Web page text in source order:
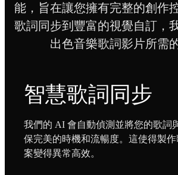
能，旨在讓您擁有完整的創作
歌詞同步到豐富的視覺自訂，
出色音樂歌詞影片所需
智慧歌詞同步
我們的 AI 會自動偵測並將您的歌詞
保完美的時機和流暢度。這使得製
案變得異常高效。